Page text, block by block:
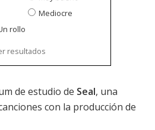
Mediocre
rollo
resultados
de estudio de Seal, una
con la producción de